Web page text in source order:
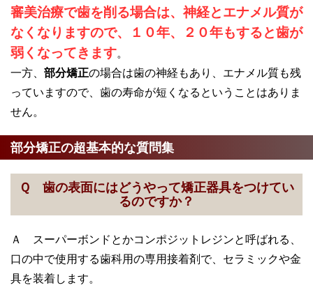
審美治療で歯を削る場合は、神経とエナメル質が
なくなりますので、１０年、２０年もすると歯が
弱くなってきます。
一方、 部分矯正の場合は歯の神経もあり、エナメル質も残
っていますので、歯の寿命が短くなるということはありま
せん。
部分矯正の超基本的な質問集
Ｑ 歯の表面にはどうやって矯正器具をつけてい
るのですか？
Ａ スーパーボンドとかコンポジットレジンと呼ばれる、
口の中で使用する歯科用の専用接着剤で、セラミックや金
具を装着します。